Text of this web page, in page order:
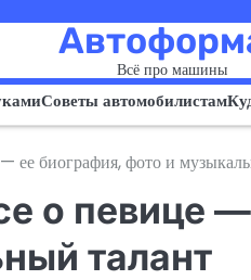
Всё про машины
Советы автомобилистам
ее биография, фото и
о певице
талант